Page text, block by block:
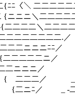
二二二 {
二二二二
二二 ／
二二二.
ニﾆﾆ／
ニ／ _ -ニ
_ -二二二二
二二二
-二二